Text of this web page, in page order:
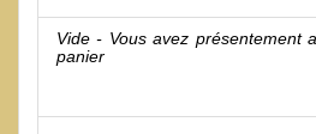
Vide - Vous avez présentement
panier